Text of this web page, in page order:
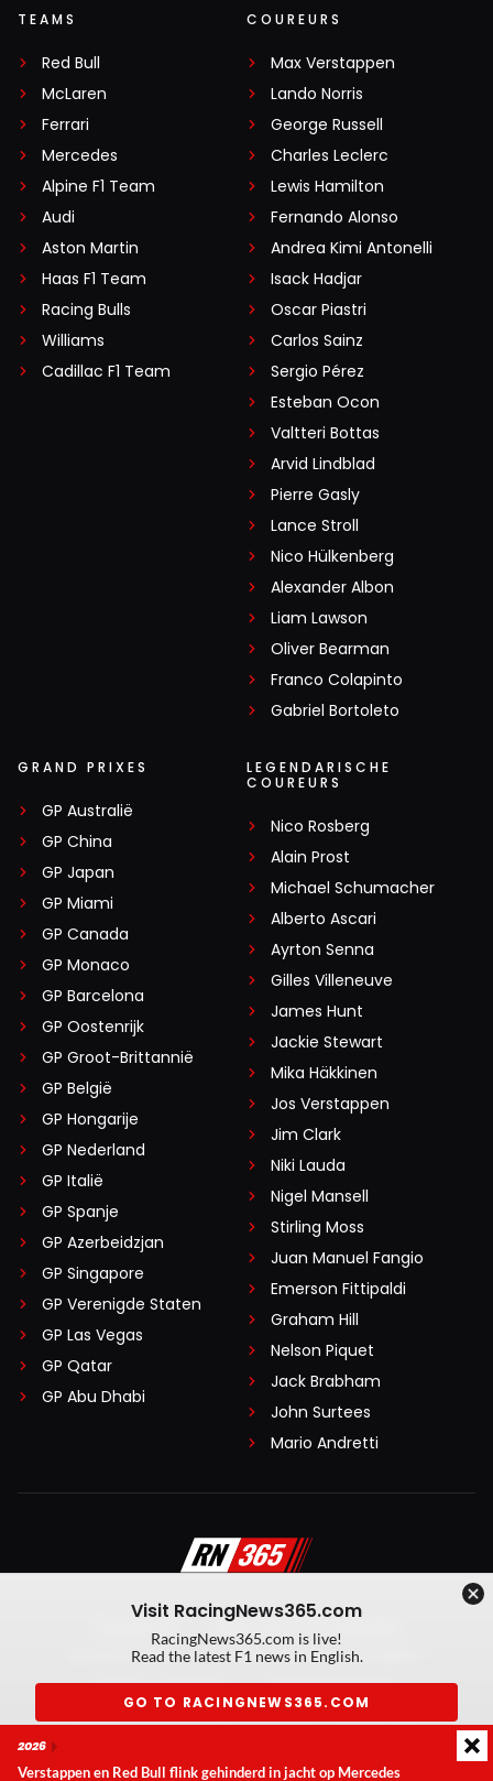
TEAMS
Red Bull
McLaren
Ferrari
Mercedes
Alpine F1 Team
Audi
Aston Martin
Haas F1 Team
Racing Bulls
Williams
Cadillac F1 Team
COUREURS
Max Verstappen
Lando Norris
George Russell
Charles Leclerc
Lewis Hamilton
Fernando Alonso
Andrea Kimi Antonelli
Isack Hadjar
Oscar Piastri
Carlos Sainz
Sergio Pérez
Esteban Ocon
Valtteri Bottas
Arvid Lindblad
Pierre Gasly
Lance Stroll
Nico Hülkenberg
Alexander Albon
Liam Lawson
Oliver Bearman
Franco Colapinto
Gabriel Bortoleto
GRAND PRIXES
GP Australië
GP China
GP Japan
GP Miami
GP Canada
GP Monaco
GP Barcelona
GP Oostenrijk
GP Groot-Brittannië
GP België
GP Hongarije
GP Nederland
GP Italië
GP Spanje
GP Azerbeidzjan
GP Singapore
GP Verenigde Staten
GP Las Vegas
GP Qatar
GP Abu Dhabi
LEGENDARISCHE
COUREURS
Nico Rosberg
Alain Prost
Michael Schumacher
Alberto Ascari
Ayrton Senna
Gilles Villeneuve
James Hunt
Jackie Stewart
Mika Häkkinen
Jos Verstappen
Jim Clark
Niki Lauda
Nigel Mansell
Stirling Moss
Juan Manuel Fangio
Emerson Fittipaldi
Graham Hill
Nelson Piquet
Jack Brabham
John Surtees
Mario Andretti
Algemene voorwaarden
Privacy Policy
Created by On Your Marks
Privacy manager
Kansspeluitingen
Visit RacingNews365.com
RacingNews365.com is live!
Read the latest F1 news in English.
GO TO RACINGNEWS365.COM
2026
Verstappen en Red Bull flink gehinderd in jacht op Mercedes